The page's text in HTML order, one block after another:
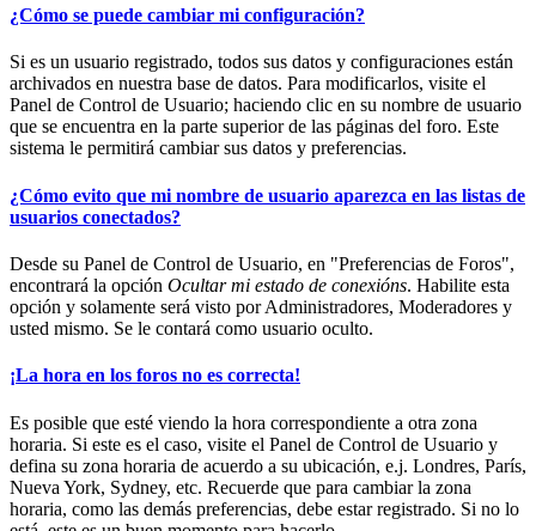
¿Cómo se puede cambiar mi configuración?
Si es un usuario registrado, todos sus datos y configuraciones están
archivados en nuestra base de datos. Para modificarlos, visite el
Panel de Control de Usuario; haciendo clic en su nombre de usuario
que se encuentra en la parte superior de las páginas del foro. Este
sistema le permitirá cambiar sus datos y preferencias.
¿Cómo evito que mi nombre de usuario aparezca en las listas de
usuarios conectados?
Desde su Panel de Control de Usuario, en "Preferencias de Foros",
encontrará la opción Ocultar mi estado de conexións. Habilite esta
opción y solamente será visto por Administradores, Moderadores y
usted mismo. Se le contará como usuario oculto.
¡La hora en los foros no es correcta!
Es posible que esté viendo la hora correspondiente a otra zona
horaria. Si este es el caso, visite el Panel de Control de Usuario y
defina su zona horaria de acuerdo a su ubicación, e.j. Londres, París,
Nueva York, Sydney, etc. Recuerde que para cambiar la zona
horaria, como las demás preferencias, debe estar registrado. Si no lo